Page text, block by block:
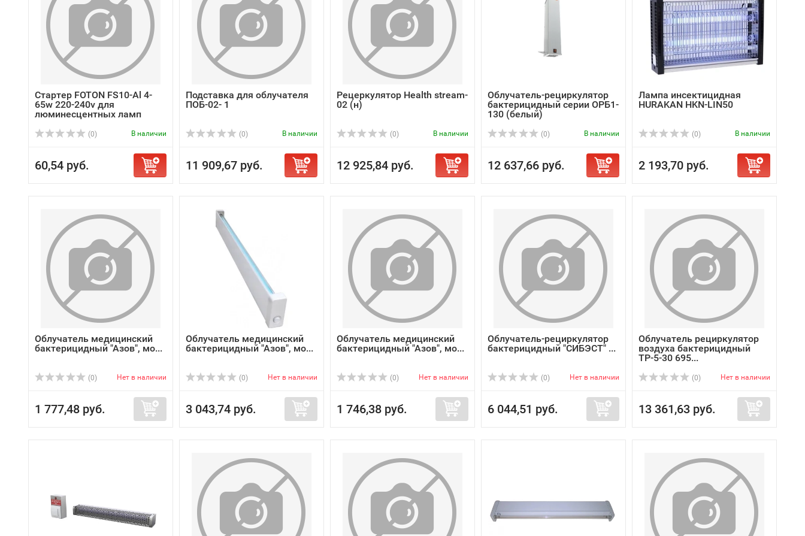
Стартер FOTON FS10-Al 4-
65w 220-240v для
люминесцентных ламп
(0) В наличии
60,54 руб.
Подставка для облучателя
ПОБ-02- 1
(0) В наличии
11 909,67 руб.
Рецеркулятор Нealth stream-
02 (н)
(0) В наличии
12 925,84 руб.
Облучатель-рециркулятор
бактерицидный серии ОРБ1-
130 (белый)
(0) В наличии
12 637,66 руб.
Лампа инсектицидная
HURAKAN HKN-LIN50
(0) В наличии
2 193,70 руб.
Облучатель медицинский
бактерицидный "Азов", мо...
(0) Нет в наличии
1 777,48 руб.
Облучатель медицинский
бактерицидный "Азов", мо...
(0) Нет в наличии
3 043,74 руб.
Облучатель медицинский
бактерицидный "Азов", мо...
(0) Нет в наличии
1 746,38 руб.
Облучатель-рециркулятор
бактерицидный "СИБЭСТ" ...
(0) Нет в наличии
6 044,51 руб.
Облучатель рециркулятор
воздуха бактерицидный
ТР-5-30 695...
(0) Нет в наличии
13 361,63 руб.